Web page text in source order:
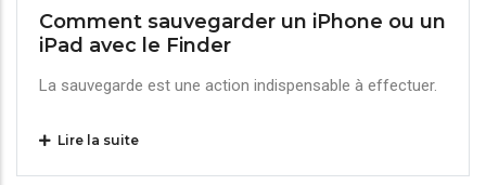
Comment sauvegarder un iPhone ou un
iPad avec le Finder
La sauvegarde est une action indispensable à effectuer.
Lire la suite